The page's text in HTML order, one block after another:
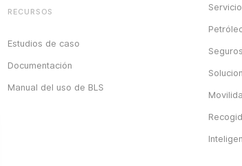
RECURSOS
Estudios de caso
Documentación
Manual del uso de BLS
Seguros